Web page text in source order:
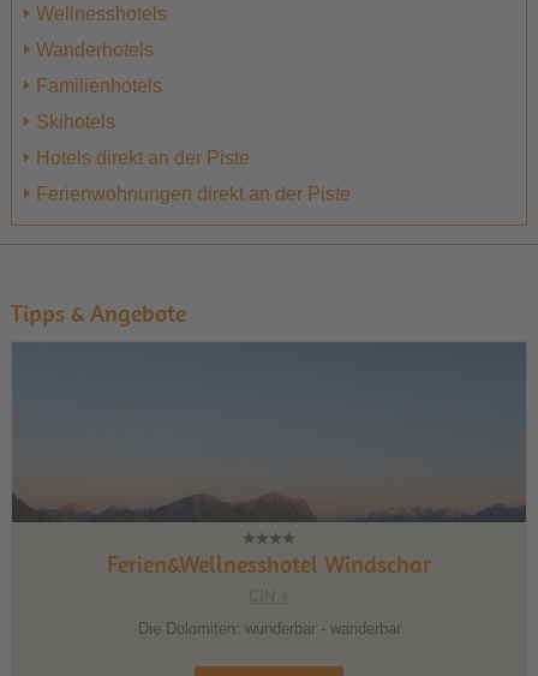
Wellnesshotels
Wanderhotels
Familienhotels
Skihotels
Hotels direkt an der Piste
Ferienwohnungen direkt an der Piste
Tipps & Angebote
Ferien&Wellnesshotel Windschar
Die Dolomiten: wunderbar - wanderbar